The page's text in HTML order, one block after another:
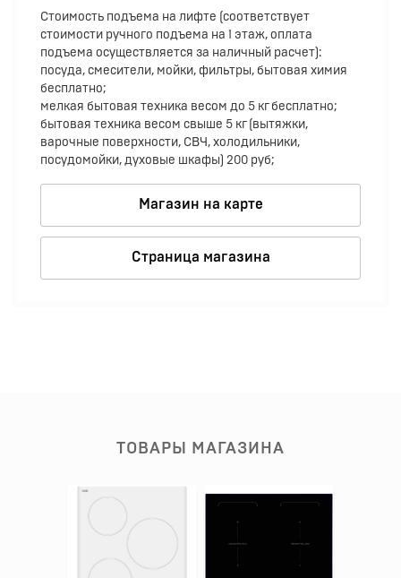
Стоимость подъема на лифте (соответствует
стоимости ручного подъема на 1 этаж, оплата
подъема осуществляется за наличный расчет):
посуда, смесители, мойки, фильтры, бытовая химия
бесплатно;
мелкая бытовая техника весом до 5 кг бесплатно;
бытовая техника весом свыше 5 кг (вытяжки,
варочные поверхности, СВЧ, холодильники,
посудомойки, духовые шкафы) 200 руб;
Магазин на карте
Страница магазина
ТОВАРЫ МАГАЗИНА